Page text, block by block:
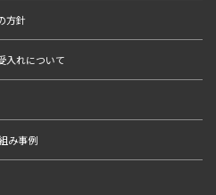
方針
入れについて
み事例